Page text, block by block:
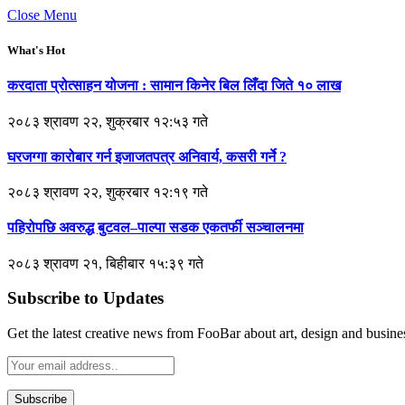
Close Menu
What's Hot
करदाता प्रोत्साहन योजना : सामान किनेर बिल लिँदा जिते १० लाख
२०८३ श्रावण २२, शुक्रबार १२:५३ गते
घरजग्गा कारोबार गर्न इजाजतपत्र अनिवार्य, कसरी गर्ने ?
२०८३ श्रावण २२, शुक्रबार १२:१९ गते
पहिरोपछि अवरुद्ध बुटवल–पाल्पा सडक एकतर्फी सञ्चालनमा
२०८३ श्रावण २१, बिहीबार १५:३९ गते
Subscribe to Updates
Get the latest creative news from FooBar about art, design and